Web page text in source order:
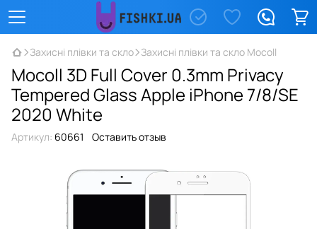
Захисні плівки та скло Захисні плівки та скло Mocoll
Mocoll 3D Full Cover 0.3mm Privacy
Tempered Glass Apple iPhone 7/8/SE
2020 White
Артикул: 60661 Оставить отзыв